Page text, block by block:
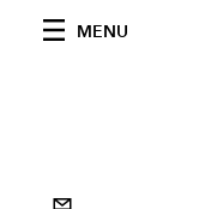
MENU